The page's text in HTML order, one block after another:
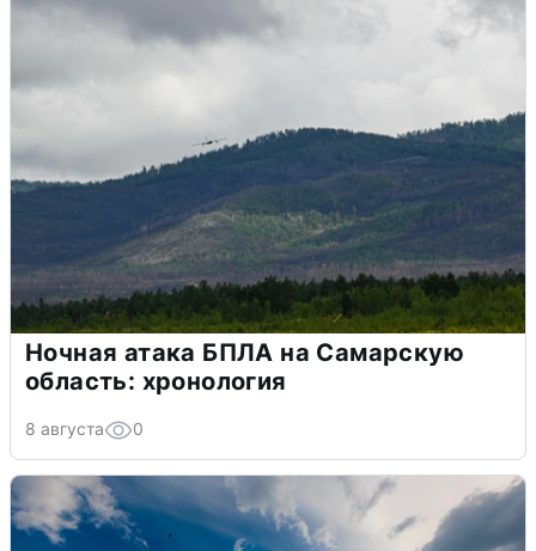
Ночная атака БПЛА на Самарскую
область: хронология
8 августа 0